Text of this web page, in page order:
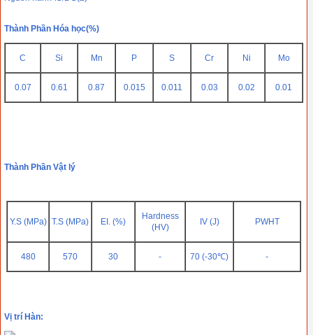
Thành Phần Hóa học(%)
C Si Mn P S Cr Ni Mo
0.07 0.61 0.87 0.015 0.011 0.03 0.02 0.01
Thành Phần Vật lý
Y.S (MPa) T.S (MPa) EI. (%)
Hardness
(HV)
IV (J) PWHT
480 570 30 - 70 (-30℃) -
Vị trí Hàn: